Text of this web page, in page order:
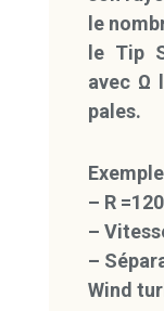
le
le Tip
avec Ω
pales.
– R
–
–
Wind